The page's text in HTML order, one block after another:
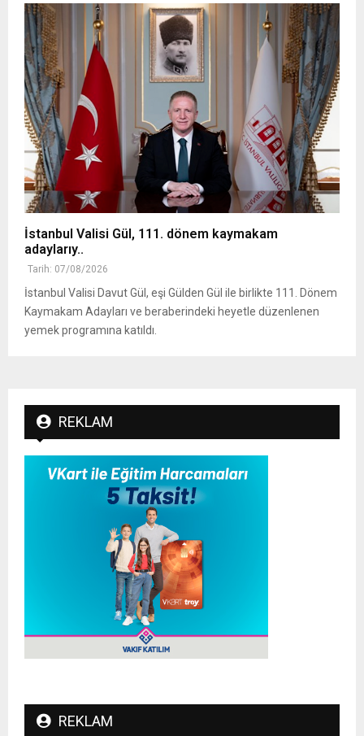
İstanbul Valisi Gül, 111. dönem kaymakam
adaylarıy..
Tarih: 07/08/2026
İstanbul Valisi Davut Gül, eşi Gülden Gül ile birlikte 111. Dönem
Kaymakam Adayları ve beraberindeki heyetle düzenlenen
yemek programına katıldı.
REKLAM
REKLAM